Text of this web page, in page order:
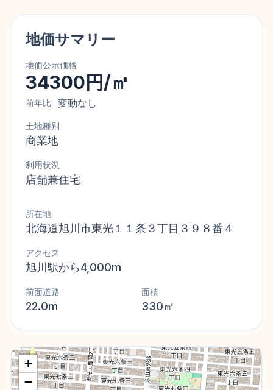
地価サマリー
地価公示価格
34300円/㎡
前年比: 変動なし
土地種別
商業地
利用状況
店舗兼住宅
所在地
北海道旭川市東光１１条３丁目３９８番４
アクセス
旭川駅から4,000m
前面道路
22.0m
面積
330㎡
+
−